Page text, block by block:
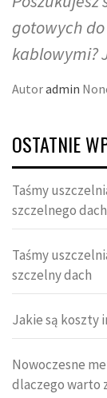
gotowych
kablowymi?
Autoradmin
OSTATNIE
Taśmy
szczelnego
Taśmy
szczelny dach
Jakie są koszty
Nowoczesne
dlaczego warto